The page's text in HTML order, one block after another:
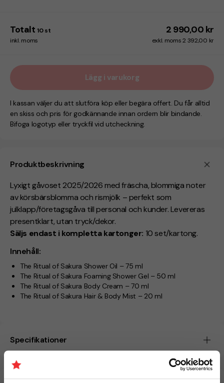
Produktbeskrivning
Lyxigt gåvoset 2025/2026 med fräscha, blommiga noter
av körsbärsblomma och rismjölk – perfekt som
julklapp/företagsgåva till personal och kunder. Levereras
presentklart, utan tryck/dekor.
Säljs endast i kompletta kartonger: 10 set/kartong.
Innehåll:
The Ritual of Sakura Shower Oil – 75 ml
The Ritual of Sakura Foaming Shower Gel – 50 ml
The Ritual of Sakura Body Cream – 70 ml
The Ritual of Sakura Hair & Body Mist – 20 ml
Specifikationer
Totalt 10 st 2 990,00 kr
inkl. moms exkl. moms 2 392,00 kr
Lägg i varukorg
I kassan väljer du att slutföra köp eller begära offert. Du får alltid
en skiss och pris för godkännande innan ordern blir bindande.
Bifoga logotyp eller tryckfil vid utcheckning.
Beräknad leveranstid: 5 arbetsdagar